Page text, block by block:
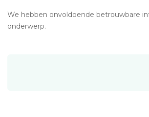
We hebben onvoldoende betrouwbare
onderwerp.